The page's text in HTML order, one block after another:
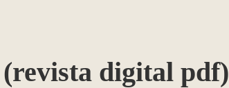
digital pdf)